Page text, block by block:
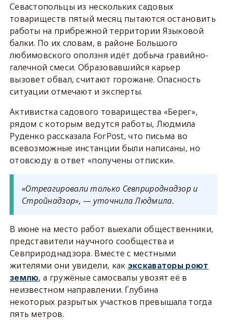
Севастопольцы из нескольких садовых
товариществ пятый месяц пытаются остановить
работы на прибрежной территории Языковой
балки. По их словам, в районе Большого
любимовского оползня идёт добыча гравийно-
галечной смеси. Образовавшийся карьер
вызовет обвал, считают горожане. Опасность
ситуации отмечают и эксперты.
Активистка садового товарищества «Берег»,
рядом с которым ведутся работы, Людмила
Руденко рассказала ForPost, что письма во
всевозможные инстанции были написаны, но
отовсюду в ответ «получены отписки».
«Отреагировали только Севприроднадзор и
Стройнадзор», — уточнила Людмила.
В июне на место работ выехали общественники,
представители научного сообщества и
Севприроднадзора. Вместе с местными
жителями они увидели, как экскаваторы роют
землю, а гружёные самосвалы увозят её в
неизвестном направлении. Глубина
некоторых разрытых участков превышала тогда
пять метров.